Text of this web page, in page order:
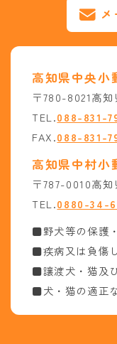
高知県中央小
〒780-8021高
TEL.088-831-
FAX.088-831-
高知県中村小
〒787-0010高
TEL.0880-34-
■野犬等の保護
■疾病又は負傷
■譲渡犬・猫及
■犬・猫の適正